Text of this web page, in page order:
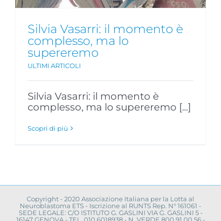
Silvia Vasarri: il momento è
complesso, ma lo
supereremo
ULTIMI ARTICOLI
Silvia Vasarri: il momento è
complesso, ma lo supereremo [...]
Scopri di più
Copyright - 2020 Associazione Italiana per la Lotta al
Neuroblastoma ETS - Iscrizione al RUNTS Rep. N° 161061 -
SEDE LEGALE: C/O ISTITUTO G. GASLINI VIA G. GASLINI 5 -
16147 GENOVA - TEL. 010.6018938 - N. VERDE 800.91.00.56 -